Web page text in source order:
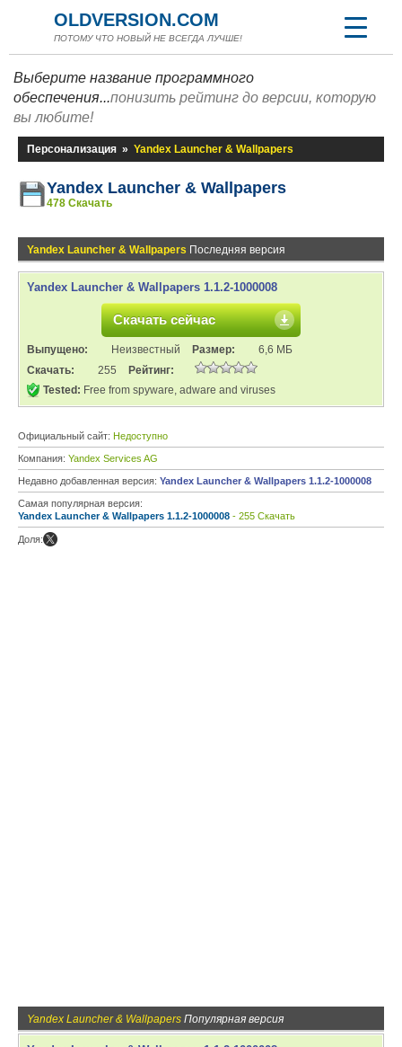
OLDVERSION.COM
ПОТОМУ ЧТО НОВЫЙ НЕ ВСЕГДА ЛУЧШЕ!
Выберите название программного
обеспечения...понизить рейтинг до версии, которую
вы любите!
Персонализация » Yandex Launcher & Wallpapers
Yandex Launcher & Wallpapers
478 Скачать
Yandex Launcher & Wallpapers Последняя версия
Yandex Launcher & Wallpapers 1.1.2-1000008
Скачать сейчас
Выпущено: Неизвестный Размер:
6,6 МБ
Скачать:
255
Рейтинг:
Tested: Free from spyware, adware and viruses
Официальный сайт: Недоступно
Компания: Yandex Services AG
Недавно добавленная версия: Yandex Launcher & Wallpapers 1.1.2-1000008
Самая популярная версия:
Yandex Launcher & Wallpapers 1.1.2-1000008 - 255 Скачать
Доля:
Yandex Launcher & Wallpapers Популярная версия